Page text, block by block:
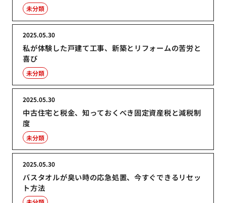
未分類
私が体験した戸建て工事、新築とリフォームの苦労と
喜び
2025.05.30
未分類
中古住宅と税金、知っておくべき固定資産税と減税制
度
2025.05.30
未分類
バスタオルが臭い時の応急処置、今すぐできるリセッ
ト方法
2025.05.30